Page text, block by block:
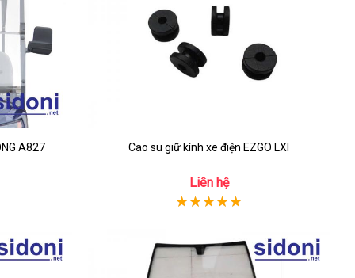
A827 Cao su giữ kính xe điện EZGO LXI
Liên hệ